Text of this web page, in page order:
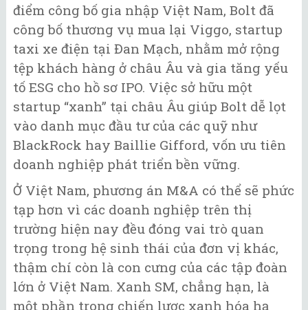
điểm công bố gia nhập Việt Nam, Bolt đã
công bố thương vụ mua lại Viggo, startup
taxi xe điện tại Đan Mạch, nhằm mở rộng
tệp khách hàng ở châu Âu và gia tăng yếu
tố ESG cho hồ sơ IPO. Việc sở hữu một
startup “xanh” tại châu Âu giúp Bolt dễ lọt
vào danh mục đầu tư của các quỹ như
BlackRock hay Baillie Gifford, vốn ưu tiên
doanh nghiệp phát triển bền vững.
Ở Việt Nam, phương án M&A có thể sẽ phức
tạp hơn vì các doanh nghiệp trên thị
trường hiện nay đều đóng vai trò quan
trọng trong hệ sinh thái của đơn vị khác,
thậm chí còn là con cưng của các tập đoàn
lớn ở Việt Nam. Xanh SM, chẳng hạn, là
một phần trong chiến lược xanh hóa hạ